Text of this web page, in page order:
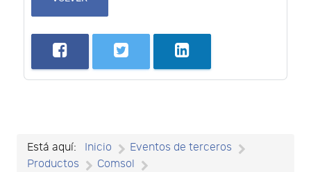
Está aquí: Inicio
Eventos de terceros
Productos
Comsol